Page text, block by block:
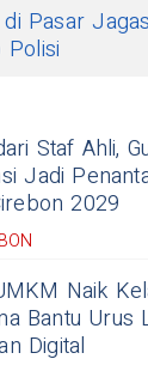
Pasar
Polisi
Staf Ahli,
Jadi
2029
Naik
Bantu Urus
Digital